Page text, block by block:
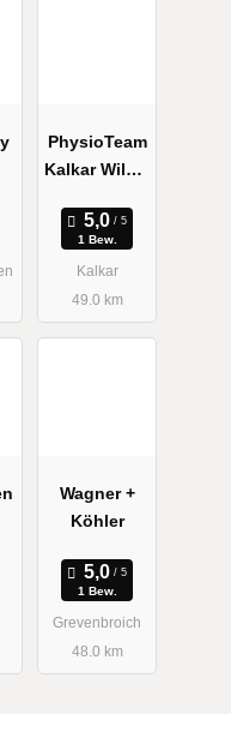
PhysioTeam
Kalkar Wilma
Haukes
1 Bew.
Kalkar
49.0 km
Wagner +
Köhler
1 Bew.
Grevenbroich
48.0 km